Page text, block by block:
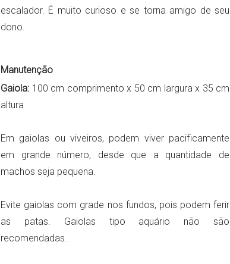
escalador. É muito curioso e se torna amigo de seu
dono.
Manutenção
Gaiola: 100 cm comprimento x 50 cm largura x 35 cm
altura
Em gaiolas ou viveiros, podem viver pacificamente
em grande número, desde que a quantidade de
machos seja pequena.
Evite gaiolas com grade nos fundos, pois podem ferir
as patas. Gaiolas tipo aquário não são
recomendadas.